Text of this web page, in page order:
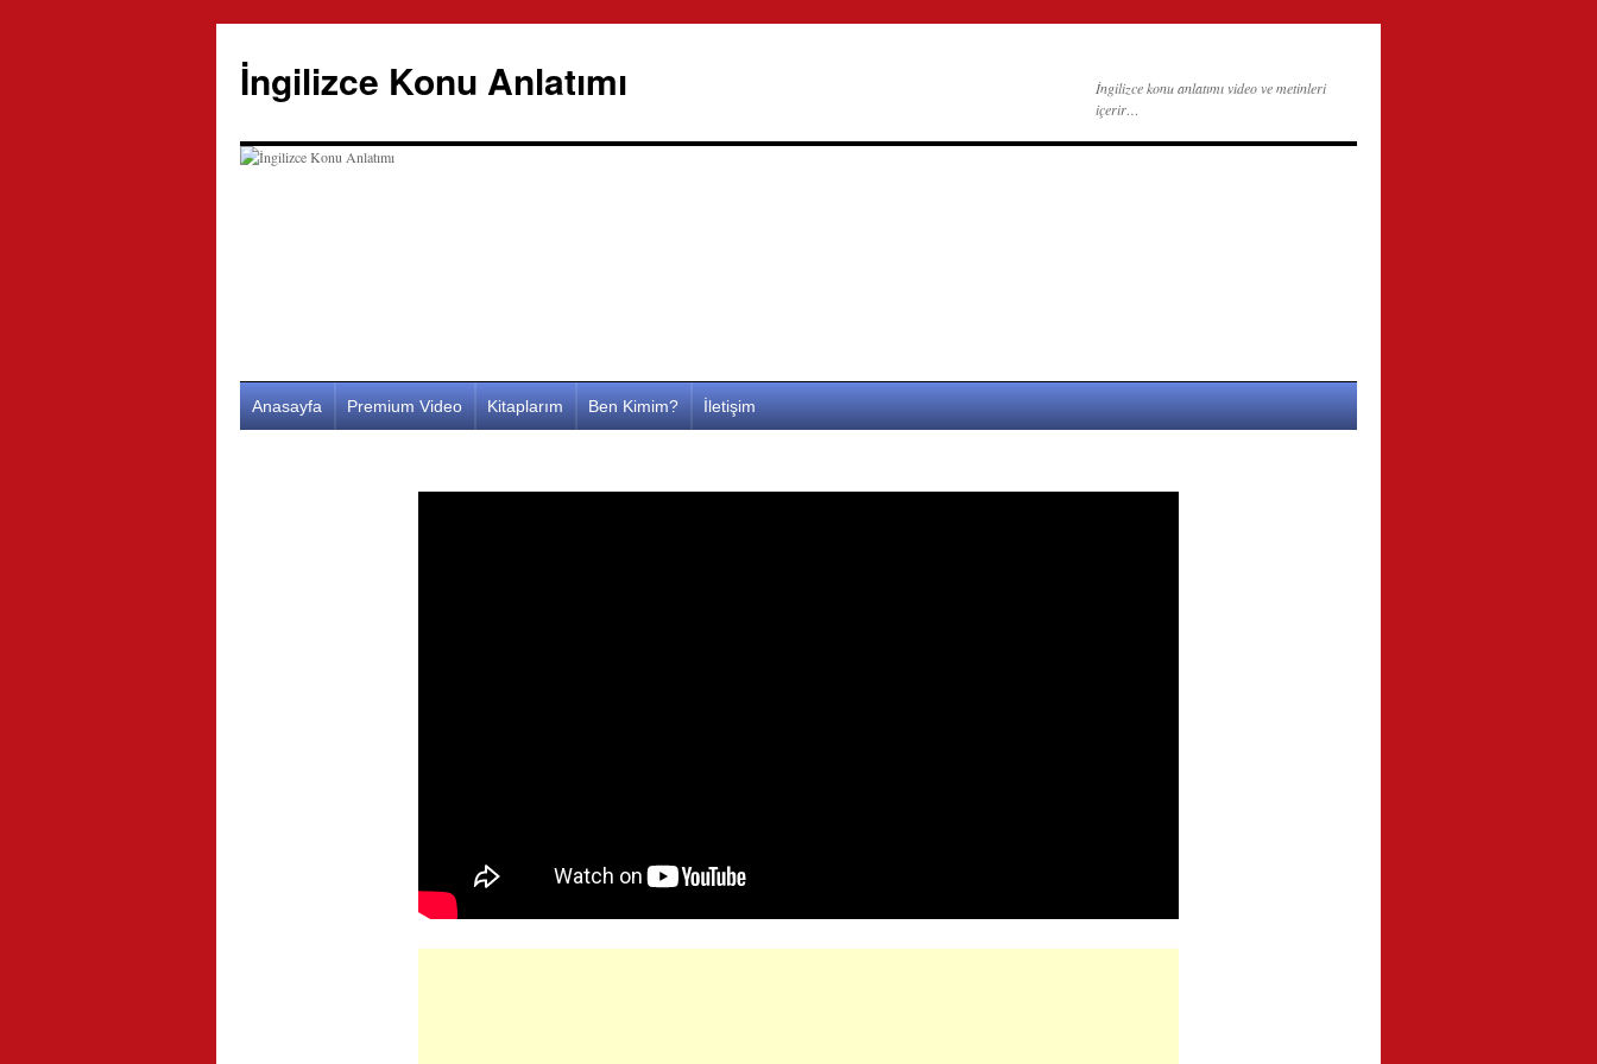
İngilizce Konu Anlatımı
İngilizce konu anlatımı video ve metinleri
içerir…
İçeriğe
Anasayfa Premium Video Kitaplarım Ben Kimim? İletişim